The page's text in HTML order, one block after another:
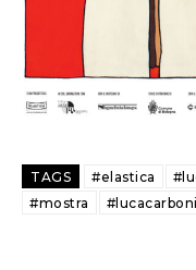
TAGS #elastica
#mostra
#lucacarboni